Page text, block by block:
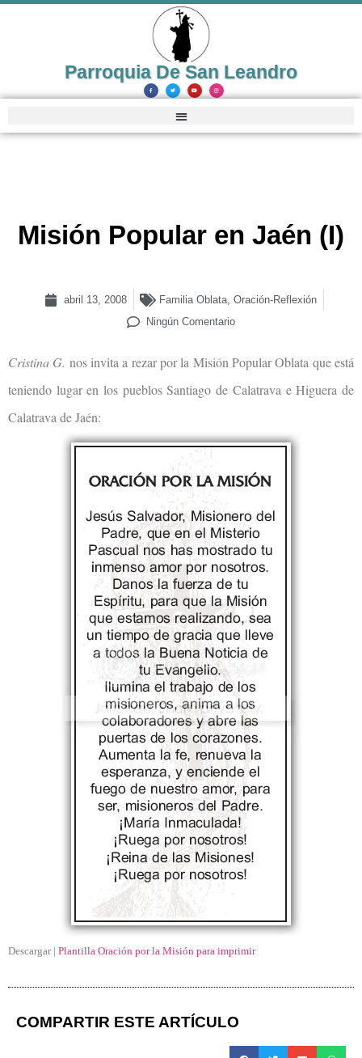
Parroquia De San Leandro
Misión Popular en Jaén (I)
abril 13, 2008 Familia Oblata, Oración-Reflexión
Ningún Comentario
Cristina G. nos invita a rezar por la Misión Popular Oblata que está
teniendo lugar en los pueblos Santiago de Calatrava e Higuera de
Calatrava de Jaén:
Descargar | Plantilla Oración por la Misión para imprimir
COMPARTIR ESTE ARTÍCULO